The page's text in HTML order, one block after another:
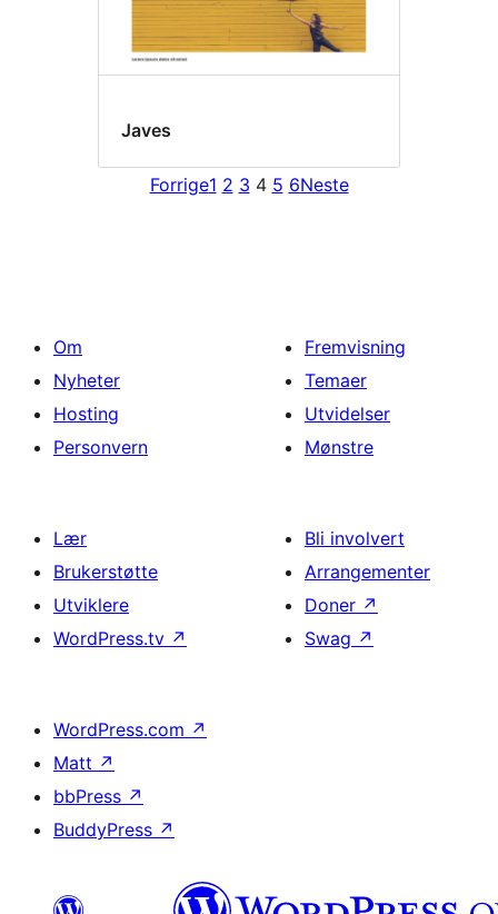
Javes
Forrige1 2 3 4 5 6Neste
Om
Nyheter
Hosting
Personvern
Fremvisning
Temaer
Utvidelser
Mønstre
Lær
Brukerstøtte
Utviklere
WordPress.tv ↗
Bli involvert
Arrangementer
Doner ↗
Swag ↗
WordPress.com ↗
Matt ↗
bbPress ↗
BuddyPress ↗